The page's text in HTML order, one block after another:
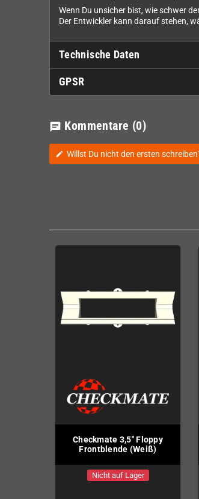
Wenn Du unsicher bist, wie schwer
Der Entwickler kann darauf stehen,
Technische Daten
GPSR
chat Kommentare (0)
edit Willst Du nicht den ersten
Checkmate 3,5" Floppy
Frontblende (Weiß)
Nicht auf Lager